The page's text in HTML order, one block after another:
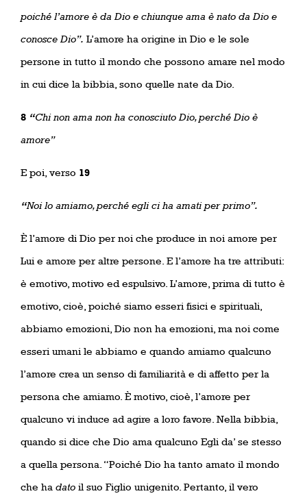
poiché l’amore è da Dio e chiunque ama è nato da Dio e
conosce Dio”. L’amore ha origine in Dio e le sole
persone in tutto il mondo che possono amare nel modo
in cui dice la bibbia, sono quelle nate da Dio.
8 “Chi non ama non ha conosciuto Dio, perché Dio è
amore”
E poi, verso 19
“Noi lo amiamo, perché egli ci ha amati per primo”.
È l’amore di Dio per noi che produce in noi amore per
Lui e amore per altre persone. E l’amore ha tre attributi:
è emotivo, motivo ed espulsivo. L’amore, prima di tutto è
emotivo, cioè, poiché siamo esseri fisici e spirituali,
abbiamo emozioni, Dio non ha emozioni, ma noi come
esseri umani le abbiamo e quando amiamo qualcuno
l’amore crea un senso di familiarità e di affetto per la
persona che amiamo. È motivo, cioè, l’amore per
qualcuno vi induce ad agire a loro favore. Nella bibbia,
quando si dice che Dio ama qualcuno Egli da’ se stesso
a quella persona. “Poiché Dio ha tanto amato il mondo
che ha dato il suo Figlio unigenito. Pertanto, il vero